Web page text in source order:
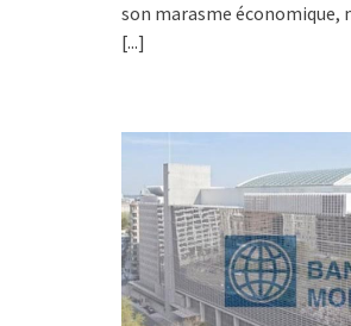
son marasme économique,
[...]